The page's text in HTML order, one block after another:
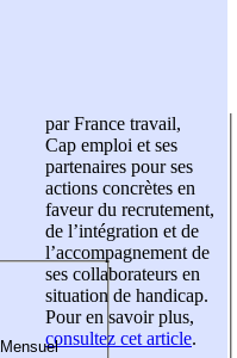
par France travail,
Cap emploi et ses
partenaires pour ses
actions concrètes en
faveur du recrutement,
de l’intégration et de
l’accompagnement de
ses collaborateurs en
situation de handicap.
Pour en savoir plus,
consultez cet article.